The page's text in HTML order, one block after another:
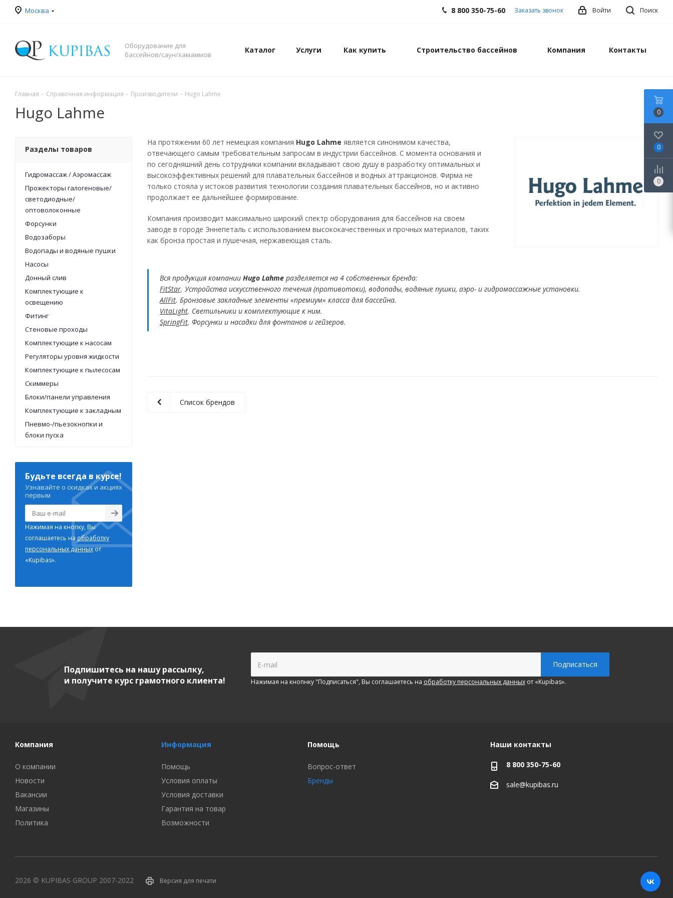
Москва Поиск
Войти
8 800 350-75-60 Заказать звонок
Оборудование для
бассейнов/саун/хамаммов
Каталог Услуги Как купить Строительство бассейнов Компания Контакты
Главная - Справочная информация - Производители - Hugo Lahme
Hugo Lahme
На протяжении 60 лет немецкая компания Hugo Lahme является синонимом качества,
отвечающего самым требовательным запросам в индустрии бассейнов. С момента основания и
по сегодняшний день сотрудники компании вкладывают свою душу в разработку оптимальных и
высокоэффективных решений для плавательных бассейнов и водных аттракционов. Фирма не
только стояла у истоков развития технологии создания плавательных бассейнов, но и активно
продолжает ее дальнейшее формирование.
Компания производит максимально широкий спектр оборудования для бассейнов на своем
заводе в городе Эннепеталь с использованием высококачественных и прочных материалов, таких
как бронза простая и пушечная, нержавеющая сталь.
Вся продукция компании Hugo Lahme разделяется на 4 собственных бренда:
FitStar. Устройства искусственного течения (противотоки), водопады, водяные пушки, аэро- и гидромассажные установки.
AllFit. Бронзовые закладные элементы «премиум» класса для бассейна.
VitaLight. Светильники и комплектующие к ним.
SpringFit. Форсунки и насадки для фонтанов и гейзеров.
Список брендов
Разделы товаров
Гидромассаж / Аэромассаж
Прожекторы галогеновые/
светодиодные/
оптоволоконные
Форсунки
Водозаборы
Водопады и водяные пушки
Насосы
Донный слив
Комплектующие к
освещению
Фитинг
Стеновые проходы
Комплектующие к насосам
Регуляторы уровня жидкости
Комплектующие к пылесосам
Скиммеры
Блоки/панели управления
Комплектующие к закладным
Пневмо-/пьезокнопки и
блоки пуска
Будьте всегда в курсе!
Узнавайте о скидках и акциях
первым
Нажимая на кнопку, Вы
соглашаетесь наобработку
персональных данныхот
«Kupibas».
Подпишитесь на нашу рассылку,
и получите курс грамотного клиента!
Нажимая на кнопнку "Подписаться", Вы соглашаетесь на обработку персональных данныхот «Kupibas».
Компания
О компании
Новости
Вакансии
Магазины
Политика
Информация
Помощь
Условия оплаты
Условия доставки
Гарантия на товар
Возможности
Помощь
Вопрос-ответ
Бренды
Наши контакты
8 800 350-75-60
sale@kupibas.ru
2026 © KUPIBAS GROUP 2007-2022 Версия для печати
0
0
0